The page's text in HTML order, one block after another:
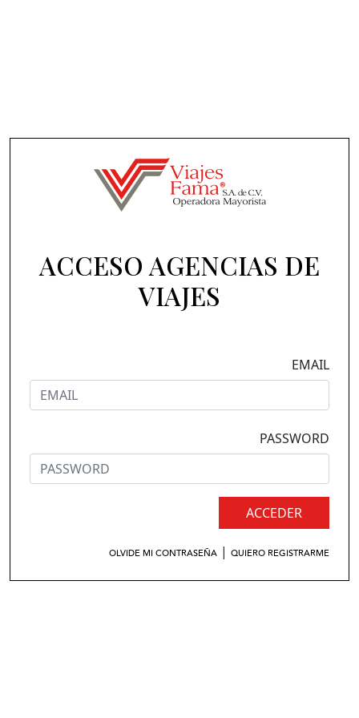
ACCESO AGENCIAS DE
VIAJES
EMAIL
PASSWORD
ACCEDER
OLVIDE MI CONTRASEÑA | QUIERO REGISTRARME